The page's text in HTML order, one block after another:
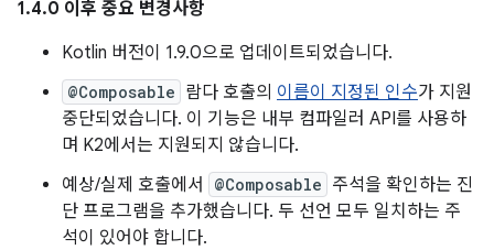
1.4.0 이후 중요 변경사항
Kotlin 버전이 1.9.0으로 업데이트되었습니다.
@Composable 람다 호출의 이름이 지정된 인수가 지원
중단되었습니다. 이 기능은 내부 컴파일러 API를 사용하
며 K2에서는 지원되지 않습니다.
예상/실제 호출에서
@Composable 주석을 확인하는 진
단 프로그램을 추가했습니다. 두 선언 모두 일치하는 주
석이 있어야 합니다.